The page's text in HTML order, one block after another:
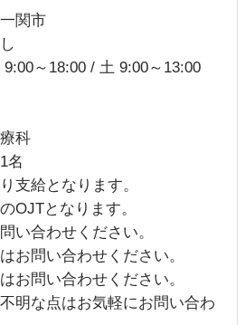
関市
9:00～18:00 / 土 9:00～13:00
科
名
支給となります。
OJTとなります。
い合わせください。
お問い合わせください。
お問い合わせください。
明な点はお気軽にお問い合わ